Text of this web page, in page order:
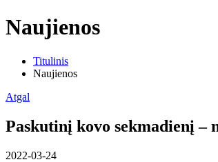
Naujienos
Titulinis
Naujienos
Atgal
Paskutinį kovo sekmadienį –
2022-03-24